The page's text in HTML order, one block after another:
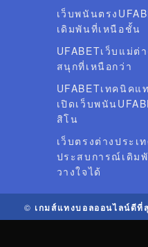
เว็บพนันตรง
เดิมพันที่เหนือชั้น
UFABETเว็บแม่ต่
สนุกที่เหนือกว่า
UFABETเทคนิคแ
เปิดเว็บพนัน
สิโน
เว็บตรงต่างประเ
ประสบการณ์เดิม
วางใจได้
© เกมส์แทงบอลออนไลน์ดีที่